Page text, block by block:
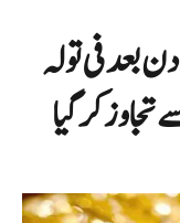
سونے کی قیمت میں اضافہ: 3 دن بعد فی تولہ